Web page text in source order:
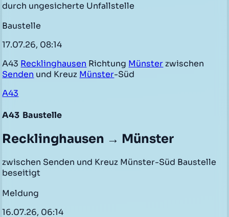
durch ungesicherte Unfallstelle
Baustelle
17.07.26, 08:14
A43 Recklinghausen Richtung Münster zwischen
Senden und Kreuz Münster-Süd
A43
A43 Baustelle
Recklinghausen → Münster
zwischen Senden und Kreuz Münster-Süd Baustelle
beseitigt
Meldung
16.07.26, 06:14